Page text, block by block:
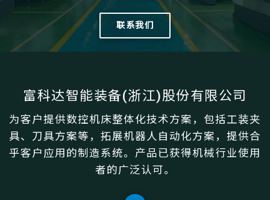
联系我们
富科达智能装备(浙江)股份有限公司
为客户提供数控机床整体化技术方案，包括工装夹
具、刀具方案等，拓展机器人自动化方案，提供合
乎客户应用的制造系统。产品已获得机械行业使用
者的广泛认可。